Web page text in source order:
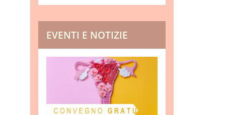
EVENTI E NOTIZIE